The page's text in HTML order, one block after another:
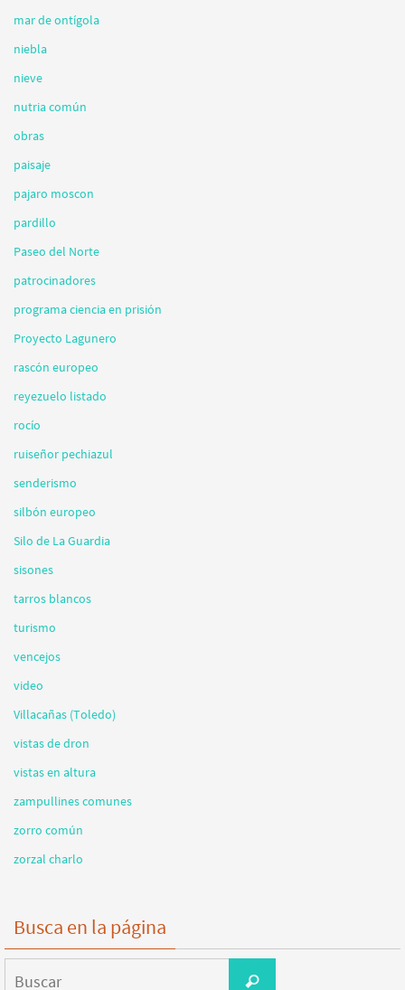
mar de ontígola
niebla
nieve
nutria común
obras
paisaje
pajaro moscon
pardillo
Paseo del Norte
patrocinadores
programa ciencia en prisión
Proyecto Lagunero
rascón europeo
reyezuelo listado
rocío
ruiseñor pechiazul
senderismo
silbón europeo
Silo de La Guardia
sisones
tarros blancos
turismo
vencejos
video
Villacañas (Toledo)
vistas de dron
vistas en altura
zampullines comunes
zorro común
zorzal charlo
Busca en la página
Buscar